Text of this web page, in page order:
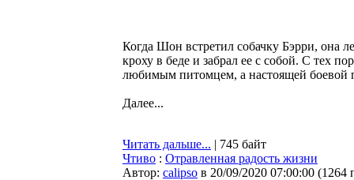
Когда Шон встретил собачку Бэрри, она
кроху в беде и забрал ее с собой. С тех
любимым питомцем, а настоящей боевой
Далее...
Читать дальше... | 745 байт
Чтиво : Отравленная радость жизни
Автор: calipso в 20/09/2020 07:00:00 (1264